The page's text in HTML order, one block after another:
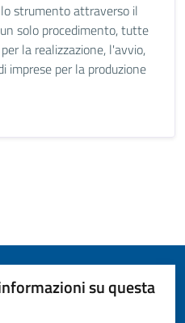
strumento attraverso il
solo procedimento, tutte
la realizzazione, l'avvio,
imprese per la produzione
su questa